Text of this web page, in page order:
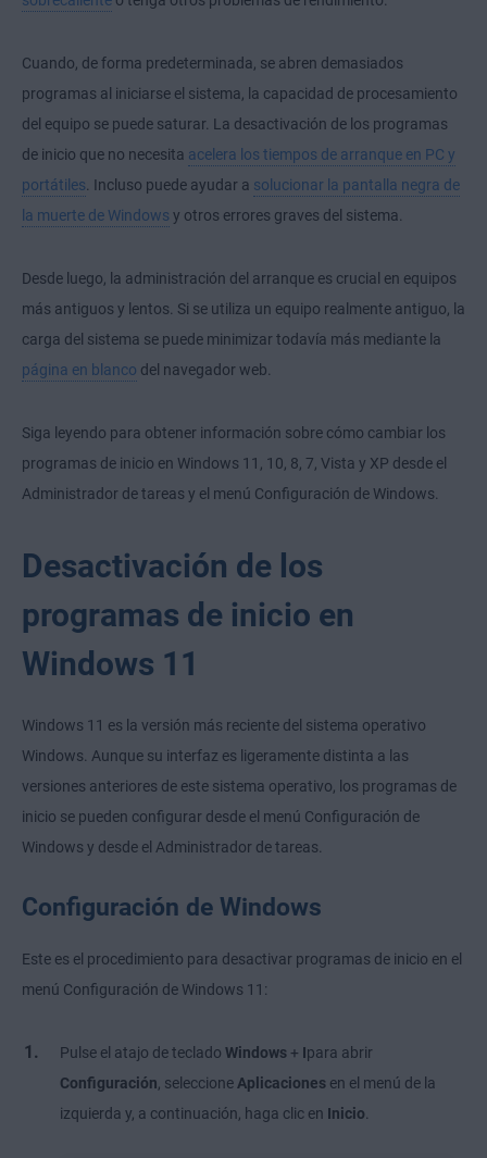
Cuando, de forma predeterminada, se abren demasiados
programas al iniciarse el sistema, la capacidad de procesamiento
del equipo se puede saturar. La desactivación de los programas
de inicio que no necesita acelera los tiempos de arranque en PC y
portátiles. Incluso puede ayudar a solucionar la pantalla negra de
la muerte de Windows y otros errores graves del sistema.
Desde luego, la administración del arranque es crucial en equipos
más antiguos y lentos. Si se utiliza un equipo realmente antiguo, la
carga del sistema se puede minimizar todavía más mediante la
página en blanco del navegador web.
Siga leyendo para obtener información sobre cómo cambiar los
programas de inicio en Windows 11, 10, 8, 7, Vista y XP desde el
Administrador de tareas y el menú Configuración de Windows.
Desactivación de los
programas de inicio en
Windows 11
Windows 11 es la versión más reciente del sistema operativo
Windows. Aunque su interfaz es ligeramente distinta a las
versiones anteriores de este sistema operativo, los programas de
inicio se pueden configurar desde el menú Configuración de
Windows y desde el Administrador de tareas.
Configuración de Windows
Este es el procedimiento para desactivar programas de inicio en el
menú Configuración de Windows 11:
Pulse el atajo de teclado Windows + Ipara abrir
Configuración, seleccioneAplicaciones en el menú de la
izquierda y, a continuación, haga clic en Inicio.